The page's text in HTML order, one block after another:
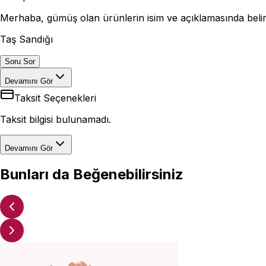
Merhaba, gümüş olan ürünlerin isim ve açıklamasında
Taş Sandığı
Soru Sor
Devamını Gör
Taksit Seçenekleri
Taksit bilgisi bulunamadı.
Devamını Gör
Bunları da Beğenebilirsiniz